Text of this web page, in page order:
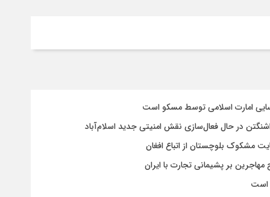
امارت اسلامی توسط مسکو است
در حال فعال‌سازی نقش امنیتی جدید اسلام‌آباد
مشکوک بلوچستان از اتباع افغان
بر پشیمانی تجارت با ایران
است